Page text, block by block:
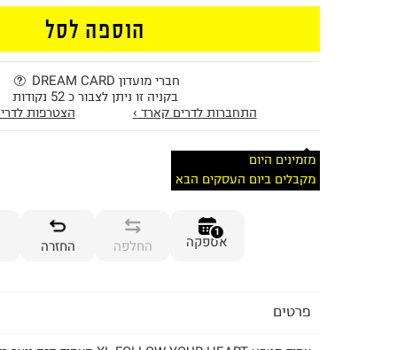
הוספה לסל
חברי מועדון DREAM CARD
בקניה זו ניתן לצבור כ 52 נקודות
התחברות לדרים קארד ›
הצטרפות
מזמינים היום
מקבלים ביום העסקים הבא
1
אספקה החלפה החזרה
פרטים